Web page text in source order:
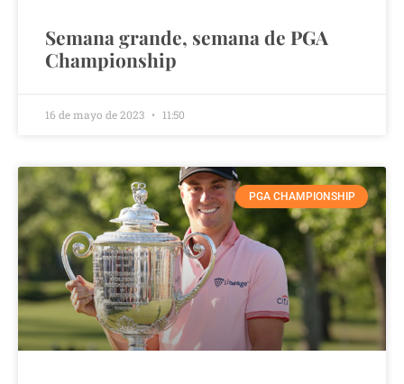
Semana grande, semana de PGA
Championship
16 de mayo de 2023 11:50
PGA CHAMPIONSHIP